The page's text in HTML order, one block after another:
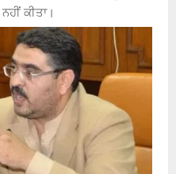
ਕੀਤਾ।